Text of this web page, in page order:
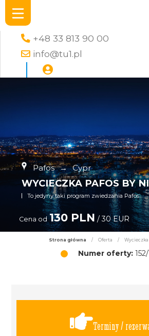
+48 33 813 90 00
info@tu1.pl
Pafos → Cypr
WYCIECZKA PAFOS BY
To jedyny taki program zwiedzania Pafos
Cena od 130 PLN / 30 EUR
Strona główna / Oferta /
Numer oferty:
Terminy /